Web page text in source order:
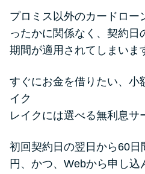
プロミス以外のカードロー
ったかに関係なく、契約日
期間が適用されてしまいま
すぐにお金を借りたい、小
イク
レイクには選べる無利息サ
初回契約日の翌日から60
円、かつ、Webから申し込